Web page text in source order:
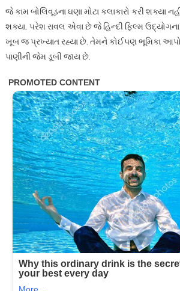
જે કામ બોલિવૂડના ઘણા મોટા કલાકારો કરી શક્યા
શક્યા. પરેશ રાવલ એવા છે જે હિન્દી ફિલ્મ
ખૂબ જ પ્રખ્યાત રહ્યા છે. તેમને કોઈપણ ભૂમિકા
પાણીની જેમ ડૂબી જાય છે.